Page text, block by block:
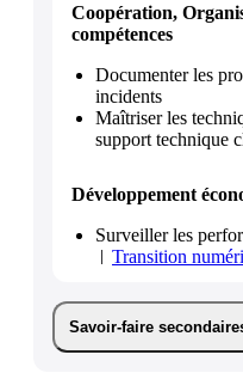
Coopération,
compétences
Documenter les
incidents
Maîtriser les
support technique
Développement
Surveiller les
Transition
Savoir-faire